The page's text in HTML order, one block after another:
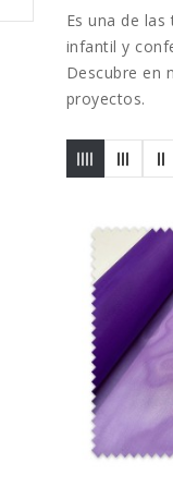
Es una de
infantil y
Descubre en
proyectos.